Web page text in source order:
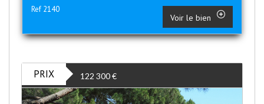
Ref 2140
Voir le bien
PRIX 122 300€